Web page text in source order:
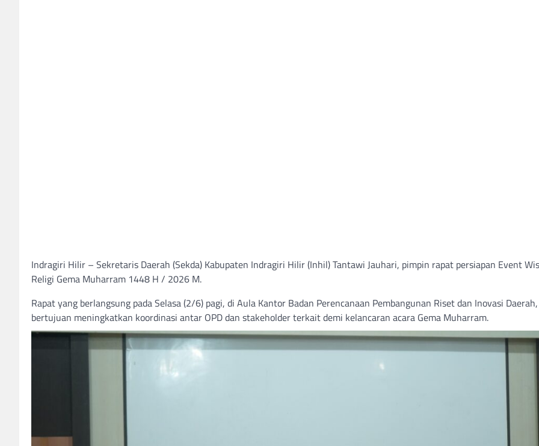
Indragiri Hilir – Sekretaris Daerah (Sekda) Kabupaten Indragiri Hilir (Inhil) Tantawi Jauhari, pimpin rapat persiapan Event
Religi Gema Muharram 1448 H / 2026 M.
Rapat yang berlangsung pada Selasa (2/6) pagi, di Aula Kantor Badan Perencanaan Pembangunan Riset dan Inovasi Daerah,
bertujuan meningkatkan koordinasi antar OPD dan stakeholder terkait demi kelancaran acara Gema Muharram.